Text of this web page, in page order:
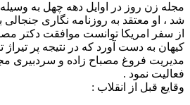
مجله زن روز در اوایل دهه چهل به وسیله
شد ، او معتقد به روزنامه نگاری
از سفر امریکا توانست موافقت دکتر
کیهان به دست آورد که در نتیجه پر تیراژ
مدیریت فروغ مصباح زاده و سردبیری
فعالیت نمود .
وقایع قبل از انقلاب :